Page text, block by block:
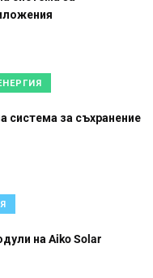
система за съхранение
на Aiko Solar